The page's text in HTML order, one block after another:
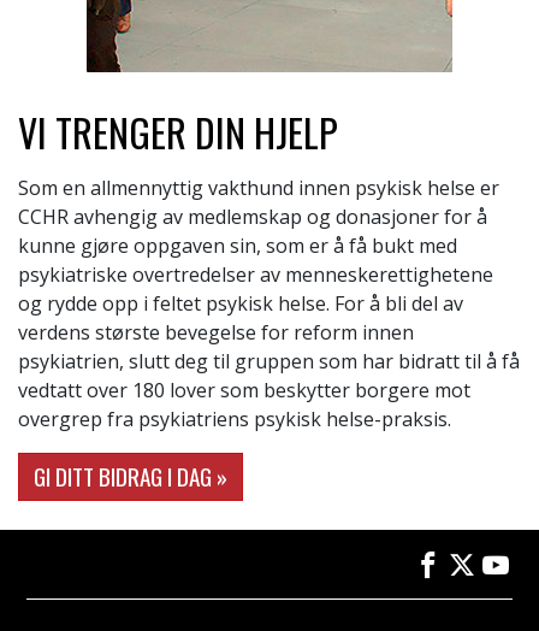
VI TRENGER DIN HJELP
Som en allmennyttig vakthund innen psykisk helse er
CCHR avhengig av medlemskap og donasjoner for å
kunne gjøre oppgaven sin, som er å få bukt med
psykiatriske overtredelser av menneskerettighetene
og rydde opp i feltet psykisk helse. For å bli del av
verdens største bevegelse for reform innen
psykiatrien, slutt deg til gruppen som har bidratt til å få
vedtatt over 180 lover som beskytter borgere mot
overgrep fra psykiatriens psykisk helse-praksis.
GI DITT BIDRAG I DAG »